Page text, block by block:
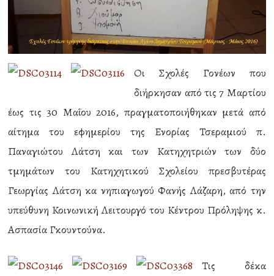
Οι Σχολές Γονέων που
διήρκησαν από τις 7 Μαρτίου
έως τις 30 Μαΐου 2016, πραγματοποιήθηκαν μετά από
αίτημα του εφημερίου της Ενορίας Τσεραμιού π.
Παναγιώτου Λάτση και των Κατηχητριών των δύο
τμημάτων του Κατηχητικού Σχολείου πρεσβυτέρας
Γεωργίας Λάτση κα νηπιαγωγού Φανής Λάζαρη, από την
υπεύθυνη Κοινωνική Λειτουργό του Κέντρου Πρόληψης κ.
Ασπασία Γκουντούνα.
Τις δέκα